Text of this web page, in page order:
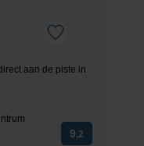
aan de piste in
9,2